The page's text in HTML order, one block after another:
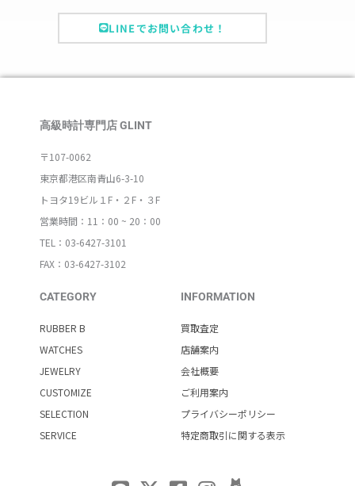
LINEでお問い合わせ！
高級時計専門店 GLINT
〒107-0062
東京都港区南青山6-3-10
トヨタ19ビル１F・２F・３F
営業時間：11：00 ~ 20：00
TEL：03-6427-3101
FAX：03-6427-3102
CATEGORY
RUBBER B
WATCHES
JEWELRY
CUSTOMIZE
SELECTION
SERVICE
INFORMATION
買取査定
店舗案内
会社概要
ご利用案内
プライバシーポリシー
特定商取引に関する表示